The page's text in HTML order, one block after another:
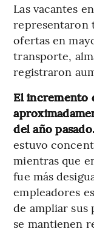
Las vacantes
representaron
ofertas en
transporte,
registraron
El incremento
del año pasado.
estuvo
mientras que
fue más
empleadores
de ampliar sus
se mantienen